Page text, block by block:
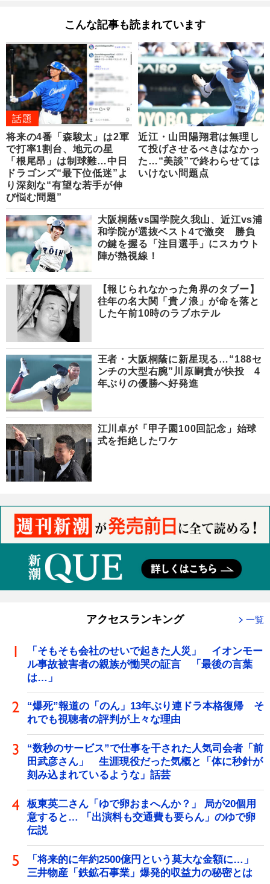
こんな記事も読まれています
話題
将来の4番「森駿太」は2軍
で打率1割台、地元の星
「根尾昂」は制球難…中日
ドラゴンズ“最下位低迷”よ
り深刻な“有望な若手が伸
び悩む問題”
近江・山田陽翔君は無理し
て投げさせるべきはなかっ
た…“美談”で終わらせては
いけない問題点
大阪桐蔭vs国学院久我山、近江vs浦
和学院が選抜ベスト4で激突 勝負
の鍵を握る「注目選手」にスカウト
陣が熱視線！
【報じられなかった角界のタブー】
往年の名大関「貴ノ浪」が命を落と
した午前10時のラブホテル
王者・大阪桐蔭に新星現る…“188セ
ンチの大型右腕”川原嗣貴が快投 4
年ぶりの優勝へ好発進
江川卓が「甲子園100回記念」始球
式を拒絶したワケ
アクセスランキング 一覧
「そもそも会社のせいで起きた人災」 イオンモー
ル事故被害者の親族が慟哭の証言 「最後の言葉
は…」
“爆死”報道の「のん」13年ぶり連ドラ本格復帰 そ
れでも視聴者の評判が上々な理由
“数秒のサービス”で仕事を干された人気司会者「前
田武彦さん」 生涯現役だった気概と「体に秒針が
刻み込まれているような」話芸
板東英二さん「ゆで卵おまへんか？」 局が20個用
意すると… 「出演料も交通費も要らん」のゆで卵
伝説
「将来的に年約2500億円という莫大な金額に…」
三井物産「鉄鉱石事業」爆発的収益力の秘密とは